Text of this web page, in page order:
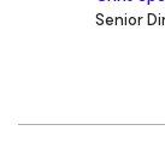
Senior